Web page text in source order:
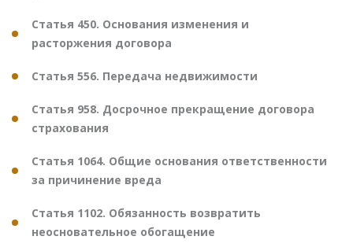
Статья 450. Основания изменения и
расторжения договора
Статья 556. Передача недвижимости
Статья 958. Досрочное прекращение договора
страхования
Статья 1064. Общие основания ответственности
за причинение вреда
Статья 1102. Обязанность возвратить
неосновательное обогащение